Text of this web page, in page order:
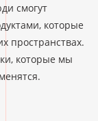
смогут
которые
пространствах.
которые мы